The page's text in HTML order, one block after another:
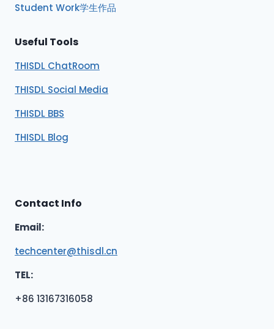
Student Work学生作品
Useful Tools
THISDL ChatRoom
THISDL Social Media
THISDL BBS
THISDL Blog
Contact Info
Email:
techcenter@thisdl.cn
TEL:
+86 13167316058